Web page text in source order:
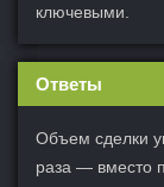
ключевыми.
Ответы
Объем сделки
раза — вместо